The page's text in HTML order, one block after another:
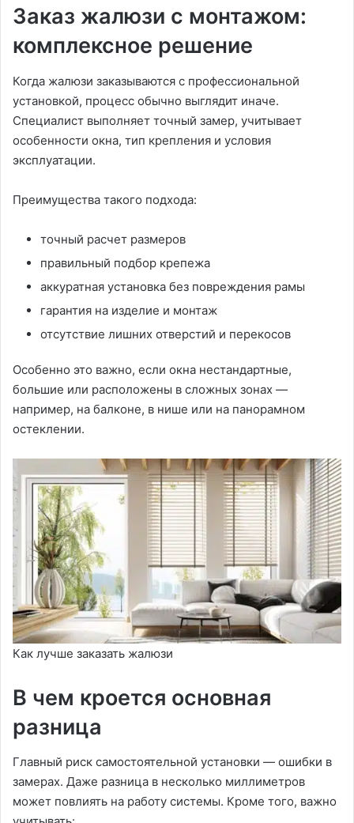
Заказ жалюзи с монтажом:
комплексное решение
Когда жалюзи заказываются с профессиональной
установкой, процесс обычно выглядит иначе.
Специалист выполняет точный замер, учитывает
особенности окна, тип крепления и условия
эксплуатации.
Преимущества такого подхода:
точный расчет размеров
правильный подбор крепежа
аккуратная установка без повреждения рамы
гарантия на изделие и монтаж
отсутствие лишних отверстий и перекосов
Особенно это важно, если окна нестандартные,
большие или расположены в сложных зонах —
например, на балконе, в нише или на панорамном
остеклении.
Как лучше заказать жалюзи
В чем кроется основная
разница
Главный риск самостоятельной установки — ошибки в
замерах. Даже разница в несколько миллиметров
может повлиять на работу системы. Кроме того, важно